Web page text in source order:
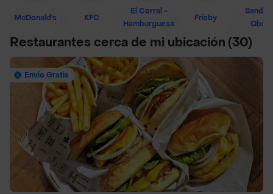
McDonald's KFC
El Corral -
Hamburguesa
Frisby
Restaurantes cerca de mi ubicación (30)
Envío Gratis